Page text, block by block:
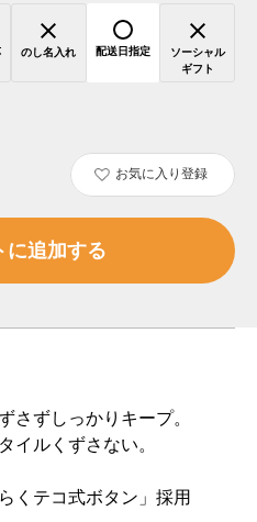
のし名入れ 配送日指定
ソーシャル
ギフト
お気に入り登録
さずしっかりキープ。
イルくずさない。
くテコ式ボタン」採用